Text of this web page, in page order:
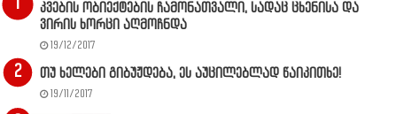
კვების ობიექტების ჩამონათვალი, სადაც ცხენისა და
ვირის ხორცი აღმოჩნდა
19/12/2017
თუ ხელები გიბუჟდება, ეს აუცილებლად წაიკითხე!
19/11/2017